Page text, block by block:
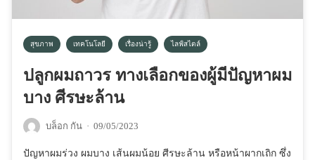
สุขภาพ เทคโนโลยี เรื่องน่ารู้ ไลฟ์สไตล์
ปลูกผมถาวร ทางเลือกของผู้มีปัญหาผม
บาง ศีรษะล้าน
บล็อก กัน · 09/05/2023
ปัญหาผมร่วง ผมบาง เส้นผมน้อย ศีรษะล้าน หรือหน้าผากเถิก ซึ่ง